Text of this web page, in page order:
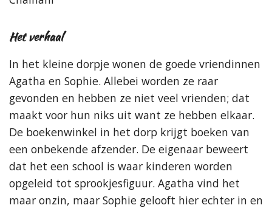
Het verhaal
In het kleine dorpje wonen de goede vriendinnen
Agatha en Sophie. Allebei worden ze raar
gevonden en hebben ze niet veel vrienden; dat
maakt voor hun niks uit want ze hebben elkaar.
De boekenwinkel in het dorp krijgt boeken van
een onbekende afzender. De eigenaar beweert
dat het een school is waar kinderen worden
opgeleid tot sprookjesfiguur. Agatha vind het
maar onzin, maar Sophie gelooft hier echter in en